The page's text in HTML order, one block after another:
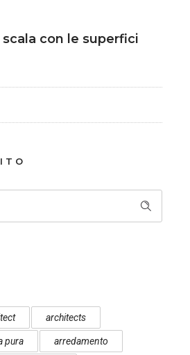
scala con le superfici
architects
pura arredamento